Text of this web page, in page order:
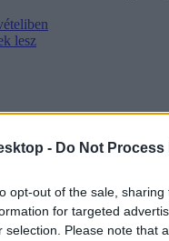
- Do Not
opt-out of the sale,
for targeted
selection. Please note that
lesz